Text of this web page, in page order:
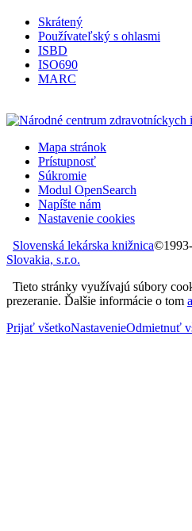
Skrátený
Používateľský s ohlasmi
ISBD
ISO690
MARC
Mapa stránok
Prístupnosť
Súkromie
Modul OpenSearch
Napíšte nám
Nastavenie cookies
Slovenská lekárska knižnica
Slovakia, s.r.o.
Tieto stránky využívajú súbory
prezeranie. Ďalšie informácie o tom
Prijať všetkoNastavenieOdmietnuť